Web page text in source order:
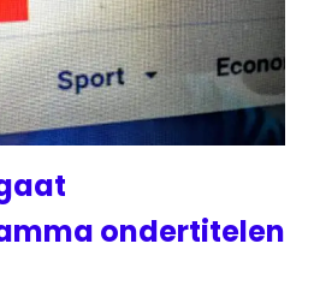
ondertitelen